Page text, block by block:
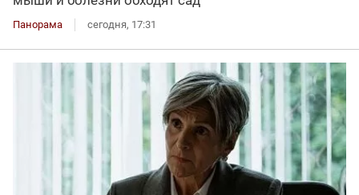
Панорама сегодня, 17:31